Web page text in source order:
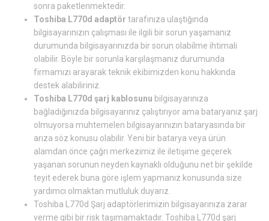
sonra paketlenmektedir.
Toshiba L770d adaptör tarafınıza ulaştığında
bilgisayarınızın çalışması ile ilgili bir sorun yaşamanız
durumunda bilgisayarınızda bir sorun olabilme ihtimali
olabilir. Böyle bir sorunla karşılaşmanız durumunda
firmamızı arayarak teknik ekibimizden konu hakkında
destek alabiliriniz.
Toshiba L770d şarj kablosunu bilgisayarınıza
bağladığınızda bilgisayarınız çalıştırıyor ama bataryanız şarj
olmuyorsa muhtemelen bilgisayarınızın bataryasında bir
arıza söz konusu olabilir. Yeni bir batarya veya ürün
alamdan önce çağrı merkezimiz ile iletişime geçerek
yaşanan sorunun neyden kaynaklı olduğunu net bir şekilde
teyit ederek buna göre işlem yapmanız konusunda size
yardımcı olmaktan mutluluk duyarız.
Toshiba L770d Şarj adaptörlerimizin bilgisayarınıza zarar
verme gibi bir risk taşımamaktadır. Toshiba L770d şarj